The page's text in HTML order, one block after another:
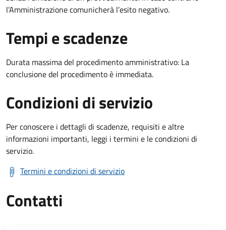
l’Amministrazione comunicherà l’esito negativo.
Tempi e scadenze
Durata massima del procedimento amministrativo: La
conclusione del procedimento è immediata.
Condizioni di servizio
Per conoscere i dettagli di scadenze, requisiti e altre
informazioni importanti, leggi i termini e le condizioni di
servizio.
Termini e condizioni di servizio
Contatti